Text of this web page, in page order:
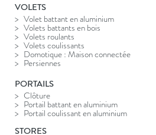
VOLETS
Volet battant en aluminium
Volets battants en bois
Volets roulants
Volets coulissants
Domotique : Maison connectée
Persiennes
PORTAILS
Clôture
Portail battant en aluminium
Portail coulissant en aluminium
STORES